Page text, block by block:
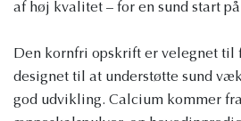
af høj kvalitet – for en sund start
Den kornfri opskrift er velegnet til
designet til at understøtte sund
god udvikling. Calcium kommer